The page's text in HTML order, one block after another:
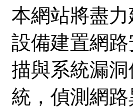
本網站將盡
設備建置網
描與系統漏
統，偵測網